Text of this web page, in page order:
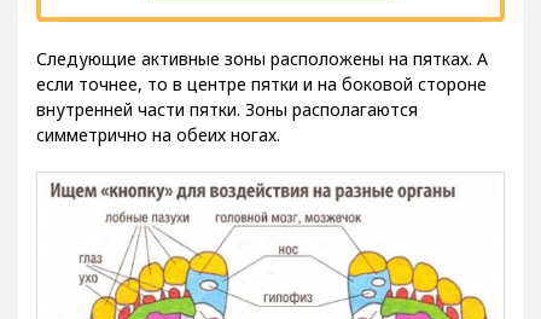
Следующие активные зоны расположены на пятках. А
если точнее, то в центре пятки и на боковой стороне
внутренней части пятки. Зоны располагаются
симметрично на обеих ногах.